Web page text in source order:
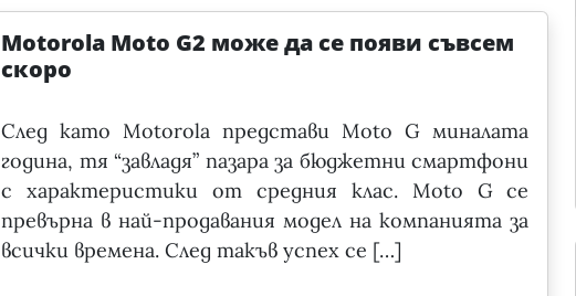
Motorola Moto G2 може да се появи съвсем
скоро
След като Motorola представи Moto G миналата
година, тя “завладя” пазара за бюджетни смартфони
с характеристики от средния клас. Moto G се
превърна в най-продавания модел на компанията за
всички времена. След такъв успех се […]